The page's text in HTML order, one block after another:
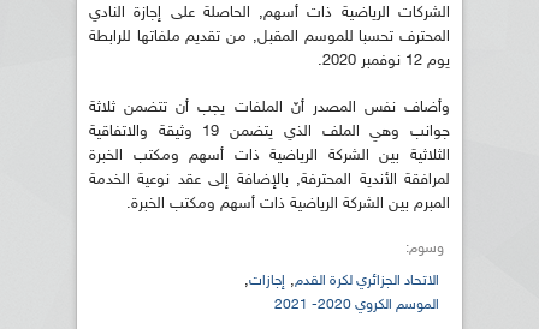
الشركات الرياضية ذات أسهم, الحاصلة على إجازة النادي
المحترف تحسبا للموسم المقبل, من تقديم ملفاتها للرابطة
يوم 12 نوفمبر 2020.
وأضاف نفس المصدر أنّ الملفات يجب أن تتضمن ثلاثة
جوانب وهي الملف الذي يتضمن 19 وثيقة والاتفاقية
الثلاثية بين الشركة الرياضية ذات أسهم ومكتب الخبرة
لمرافقة الأندية المحترفة, بالإضافة إلى عقد نوعية الخدمة
المبرم بين الشركة الرياضية ذات أسهم ومكتب الخبرة.
وسوم:
الاتحاد الجزائري لكرة القدم, إجازات,
الموسم الكروي 2020- 2021